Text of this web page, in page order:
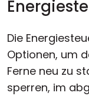
Die
Optionen, um
Ferne neu zu
sperren, im